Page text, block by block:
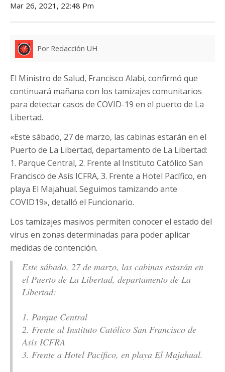
Mar 26, 2021, 22:48 Pm
Por Redacción UH
El Ministro de Salud, Francisco Alabi, confirmó que
continuará mañana con los tamizajes comunitarios
para detectar casos de COVID-19 en el puerto de La
Libertad.
«Este sábado, 27 de marzo, las cabinas estarán en el
Puerto de La Libertad, departamento de La Libertad:
1. Parque Central, 2. Frente al Instituto Católico San
Francisco de Asís ICFRA, 3. Frente a Hotel Pacífico, en
playa El Majahual. Seguimos tamizando ante
COVID19», detalló el Funcionario.
Los tamizajes masivos permiten conocer el estado del
virus en zonas determinadas para poder aplicar
medidas de contención.
Este sábado, 27 de marzo, las cabinas estarán en
el Puerto de La Libertad, departamento de La
Libertad:
1. Parque Central
2. Frente al Instituto Católico San Francisco de
Asís ICFRA
3. Frente a Hotel Pacífico, en playa El Majahual.